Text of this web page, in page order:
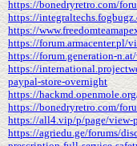
https://bonedryretro.com/
https://
https://
https://forum.armacenter.pl/
https://forum.generation-
https://
paypal-store-overnight
https://
https://bonedryretro.com/
https://all4.vip/p/page/view-
https://agriedu.ge/forums/